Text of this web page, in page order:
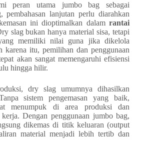
peran utama jumbo bag sebagai
pembahasan lanjutan perlu diarahkan
ini dioptimalkan dalamrantai
slag bukan hanya material sisa, tetapi
memiliki nilai guna jika dikelola
karena itu, pemilihan dan penggunaan
akan sangat memengaruhi efisiensi
hingga hilir.
dry slag umumnya dihasilkan
sistem pengemasan yang baik,
menumpuk di area produksi dan
Dengan penggunaan jumbo bag,
dikemas di titik keluaran (output
material menjadi lebih tertib dan